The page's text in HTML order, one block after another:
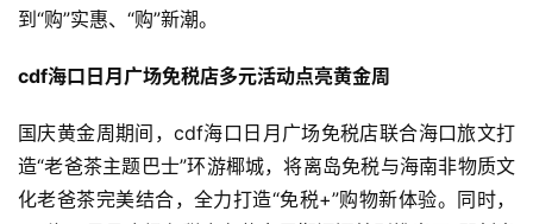
到“购”实惠、“购”新潮。
cdf海口日月广场免税店多元活动点亮黄金周
国庆黄金周期间，cdf海口日月广场免税店联合海口旅文打
造“老爸茶主题巴士”环游椰城，将离岛免税与海南非物质文
化老爸茶完美结合，全力打造“免税+”购物新体验。同时，